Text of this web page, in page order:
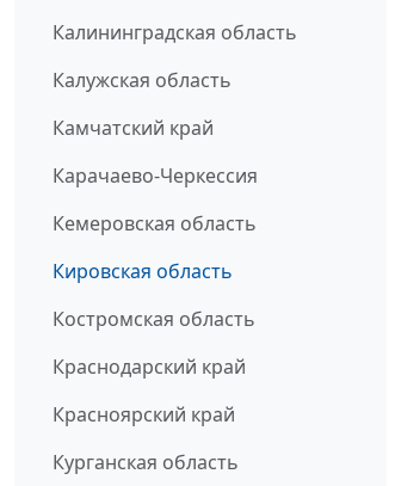
Калининградская область
Калужская область
Камчатский край
Карачаево-Черкессия
Кемеровская область
Кировская область
Костромская область
Краснодарский край
Красноярский край
Курганская область